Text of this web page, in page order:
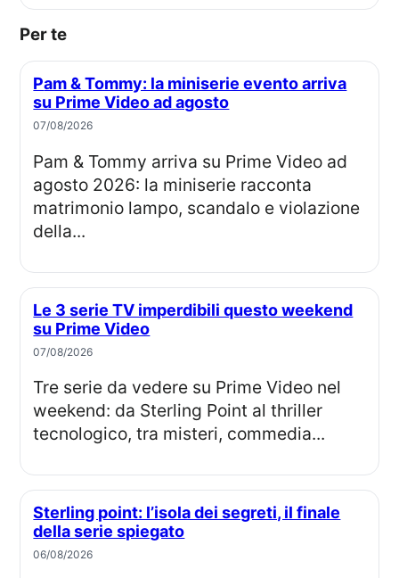
Per te
Pam & Tommy: la miniserie evento arriva
su Prime Video ad agosto
07/08/2026
Pam & Tommy arriva su Prime Video ad
agosto 2026: la miniserie racconta
matrimonio lampo, scandalo e violazione
della...
Le 3 serie TV imperdibili questo weekend
su Prime Video
07/08/2026
Tre serie da vedere su Prime Video nel
weekend: da Sterling Point al thriller
tecnologico, tra misteri, commedia...
Sterling point: l’isola dei segreti, il finale
della serie spiegato
06/08/2026